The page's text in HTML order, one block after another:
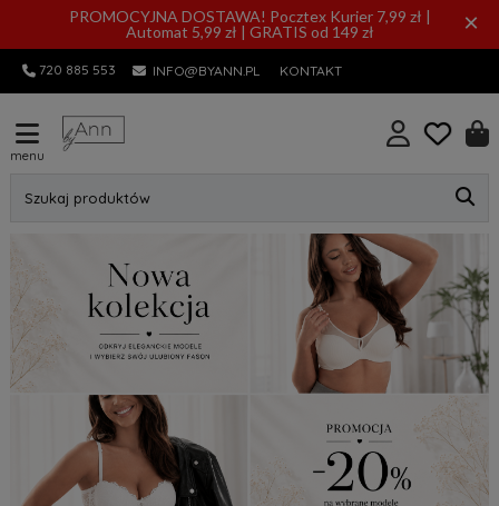
PROMOCYJNA DOSTAWA! Pocztex Kurier 7,99 zł |
Automat 5,99 zł | GRATIS od 149 zł
×
720 885 553 INFO@BYANN.PL KONTAKT
menu
Szukaj produktów